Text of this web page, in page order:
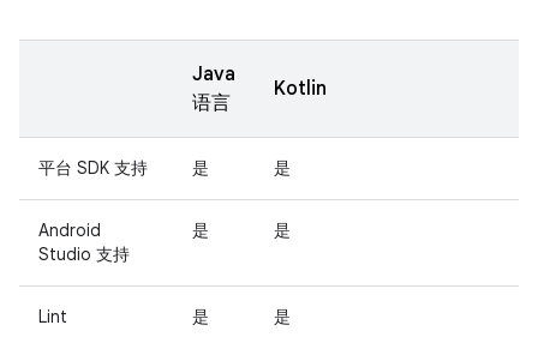
Java
语言
Kotlin
平台 SDK 支持 是 是
Android
Studio 支持
是 是
Lint 是 是